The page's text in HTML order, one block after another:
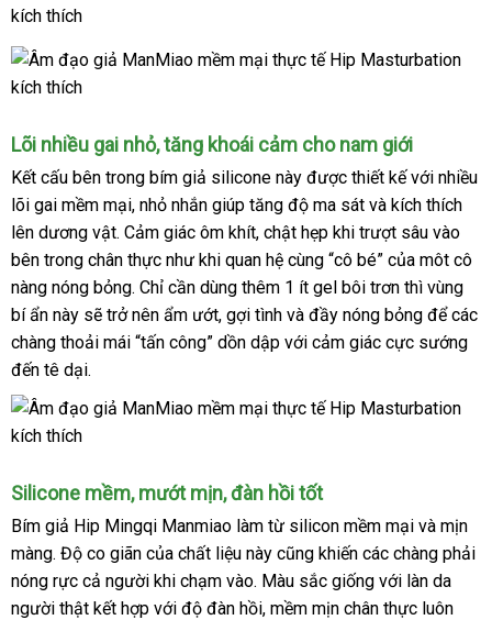
Lõi nhiều gai nhỏxuất
khẩu
, tăng khoái cảm cho nam giới
Kết cấu bên trong bím giả silicone này Đức
được thiết kếbáo
giá
với nhiều
lõi gai mềm mạiHàn
Quốc
, nhỏ nhắn giúp tăng độ ma sát mua
sắm
và kích thích
lên dương vậtmới
nhất
. Cảm giác ôm khítthống
kê
, chật hẹp khi trượt sâu vào
bên trong chân thực như khi quan hệ cùng “cô bé” phụ
kiện
của môt cô
nàng nóng bỏngtham
khảo
. Chỉ cần dùng thêm 1 ít gel bôi trơn gần
nhất
thì vùng
bí ẩn này bỏ
sỉ
sẽ trở nên ẩm ướtnước
ngoài
, gợi tình so
sánh
và đầy nóng bỏng ở
đâu
đểtham
khảo
các
chàng thoải mái “tấn công” dồn dập ở
với cảm giác cực sướng
đến tê dại.
Silicone mềmNhật
Bản
, mướt mịnbền
, đàn hồi tốt
Bím giả Hip Mingqi Manmiao làm từ silicon mềm mại rẻ
nhất
và mịn
màngtại
nhà
. Độ co giãn sản
xuất
của chất liệu này xách
tay
cũng khiến danh
sách
các chàng phải
nóng rực cả người khi chạm vàonhận
hàng
. Màu sắc giống nhập
khẩu
với làn da
người thật kết hợp chiết
với độ đàn hồiđẹp
, mềm mịn chân thực luôn